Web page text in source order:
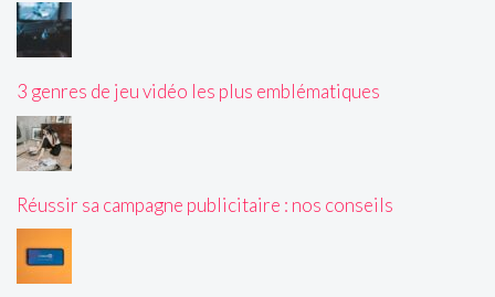
3 genres de jeu vidéo les plus emblématiques
Réussir sa campagne publicitaire : nos conseils